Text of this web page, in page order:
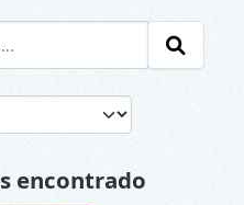
encontrado